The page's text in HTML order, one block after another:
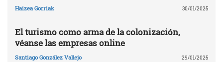
Haizea Gorriak 30/01/2025
El turismo como arma de la colonización,
véanse las empresas online
Santiago González Vallejo 29/01/2025